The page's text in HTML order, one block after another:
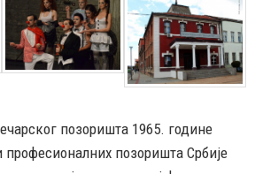
позоришта 1965. године
професионалних позоришта Србије